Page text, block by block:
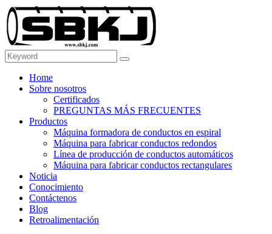
Home
Sobre nosotros
Certificados
PREGUNTAS MÁS FRECUENTES
Productos
Máquina formadora de conductos en espiral
Máquina para fabricar conductos redondos
Línea de producción de conductos automáticos
Máquina para fabricar conductos rectangulares
Noticia
Conocimiento
Contáctenos
Blog
Retroalimentación